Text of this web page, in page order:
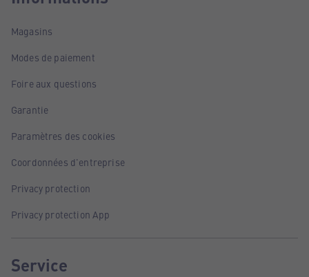
Magasins
Modes de paiement
Foire aux questions
Garantie
Paramètres des cookies
Coordonnées d'entreprise
Privacy protection
Privacy protection App
Service